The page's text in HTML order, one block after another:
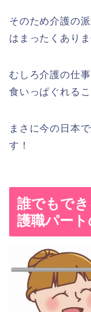
そのため介護の
はまったくありま
むしろ介護の仕
食いっぱぐれる
まさに今の日本
す！
誰でもで
護職パー